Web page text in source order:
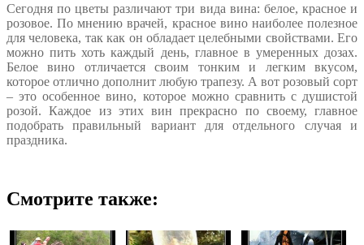
Сегодня по цветы различают три вида вина: белое, красное и
розовое. По мнению врачей, красное вино наиболее полезное
для человека, так как он обладает целебными свойствами. Его
можно пить хоть каждый день, главное в умеренных дозах.
Белое вино отличается своим тонким и легким вкусом,
которое отлично дополнит любую трапезу. А вот розовый сорт
– это особенное вино, которое можно сравнить с душистой
розой. Каждое из этих вин прекрасно по своему, главное
подобрать правильный вариант для отдельного случая и
праздника.
Смотрите также: